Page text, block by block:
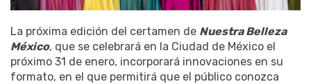
La próxima edición del certamen de Nuestra Belleza
México, que se celebrará en la Ciudad de México el
próximo 31 de enero, incorporará innovaciones en su
formato, en el que permitirá que el público conozca